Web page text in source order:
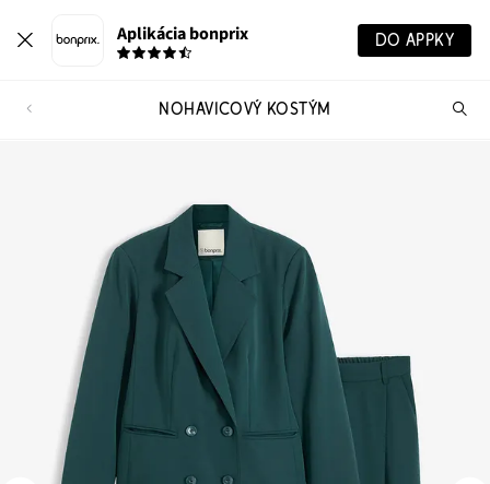
Aplikácia bonprix DO APPKY
NOHAVICOVÝ KOSTÝM